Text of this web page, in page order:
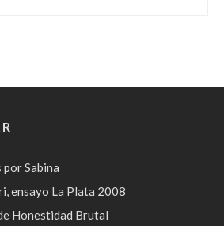
por Sabina
ensayo La Plata 2008
Honestidad Brutal